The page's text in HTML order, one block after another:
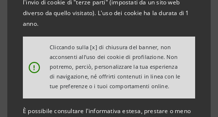
l'invio di cookie di "terze parti" (impostati da un sito web
diverso da quello visitato). L'uso dei cookie ha la durata di 1
anno.
!
Cliccando sulla [x] di chiusura del banner, non
acconsenti all’uso dei cookie di profilazione. Non
potremo, perciò, personalizzare la tua esperienza
di navigazione, né offrirti contenuti in linea con le
tue preferenze o i tuoi comportamenti online.
È possibile consultare l'informativa estesa, prestare o meno
INNOVAZIONE
AFC Digital Hub